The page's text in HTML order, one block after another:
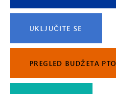
UKLJUČITE SE
PREGLED BUDŽETA